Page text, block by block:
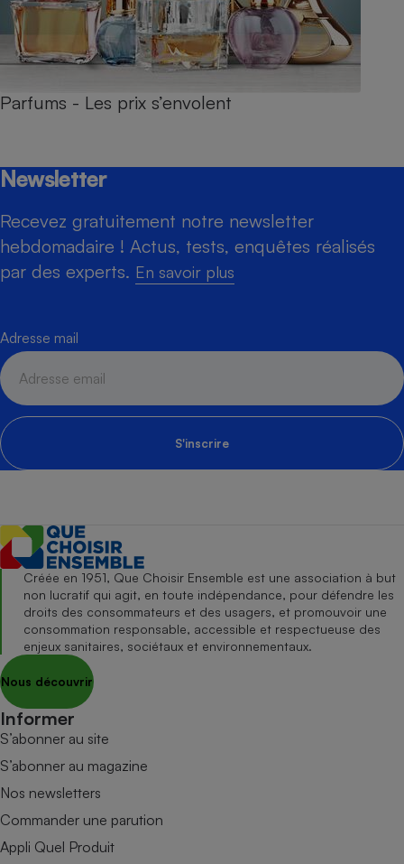
Parfums - Les prix s’envolent
Newsletter
Recevez gratuitement notre newsletter
hebdomadaire ! Actus, tests, enquêtes réalisés
par des experts. En savoir plus
Adresse mail
S'inscrire
Créée en 1951, Que Choisir Ensemble est une association à but
non lucratif qui agit, en toute indépendance, pour défendre les
droits des consommateurs et des usagers, et promouvoir une
consommation responsable, accessible et respectueuse des
enjeux sanitaires, sociétaux et environnementaux.
Nous découvrir
Informer
S’abonner au site
S’abonner au magazine
Nos newsletters
Commander une parution
Appli Quel Produit